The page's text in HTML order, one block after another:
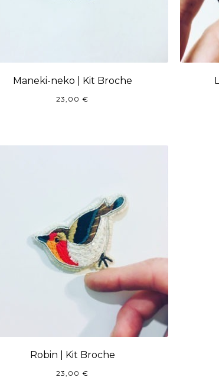
Maneki-neko | Kit Broche
23,00€
Robin | Kit Broche
23,00€